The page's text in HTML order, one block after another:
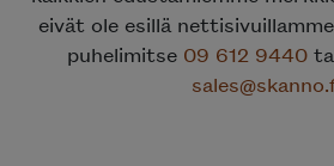
eivät ole esillä
puhelimitse
09 612 9440tai
sales@skanno.fi